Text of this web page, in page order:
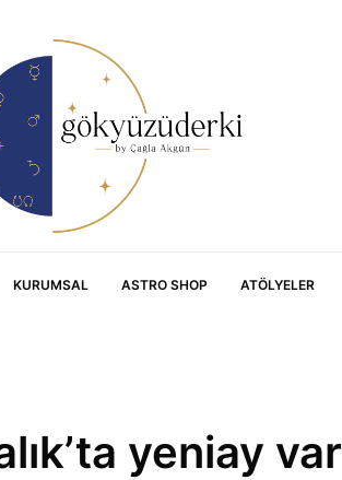
KURUMSAL ASTRO SHOP ATÖLYELER
yeniay var